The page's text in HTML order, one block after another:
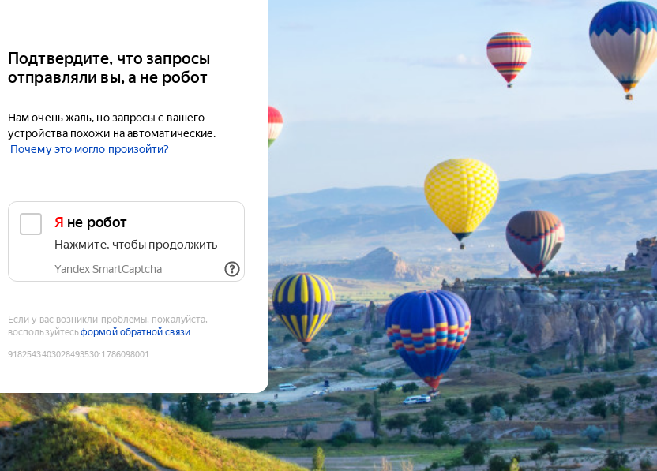
Подтвердите, что запросы
отправляли вы, а не робот
Нам очень жаль, но запросы с вашего
устройства похожи на автоматические.
Почему это могло произойти?
Я не робот
Нажмите, чтобы продолжить
Yandex SmartCaptcha
Если у вас возникли проблемы, пожалуйста,
воспользуйтесьформой обратной связи
9182543403028493530:1786098001